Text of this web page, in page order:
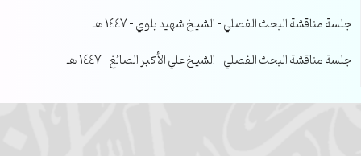
جلسة مناقشة البحث الفصلي – الشيخ شهيد بلوي – 1447 هـ
جلسة مناقشة البحث الفصلي – الشيخ علي الأكبر الصائغ – 1447 هـ